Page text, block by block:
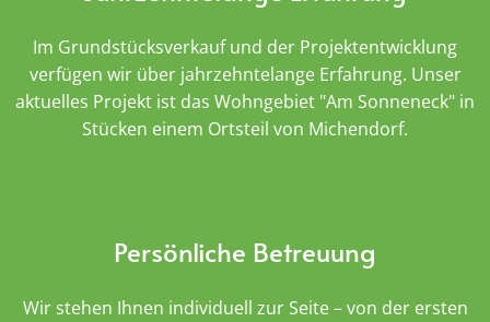
Im Grundstücksverkauf und der Projektentwicklung
verfügen wir über jahrzehntelange Erfahrung. Unser
aktuelles Projekt ist das Wohngebiet "Am Sonneneck" in
Stücken einem Ortsteil von Michendorf.
Persönliche Betreuung
Wir stehen Ihnen individuell zur Seite – von der ersten